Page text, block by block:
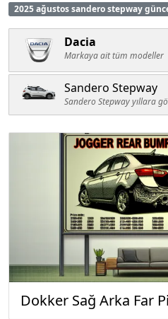
2025 ağustos sandero stepway
Dacia
Markaya ait tüm modeller
Sandero Stepway
Sandero Stepway yıllara
Dokker Sağ Arka Far